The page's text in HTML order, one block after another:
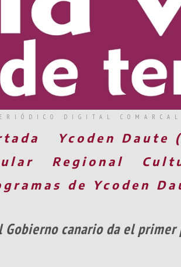
DIGITAL
Ycoden Daute
Regional
de Ycoden
Gobierno canario da el